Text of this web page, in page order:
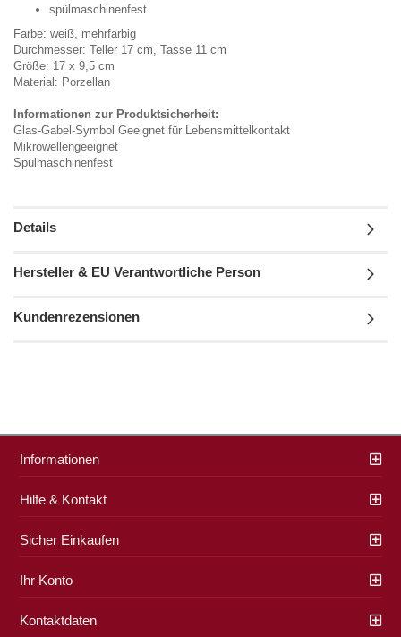
spülmaschinenfest
Farbe: weiß, mehrfarbig
Durchmesser: Teller 17 cm, Tasse 11 cm
Größe: 17 x 9,5 cm
Material: Porzellan
Informationen zur Produktsicherheit:
Glas-Gabel-Symbol Geeignet für Lebensmittelkontakt
Mikrowellengeeignet
Spülmaschinenfest
Details
Hersteller & EU Verantwortliche Person
Kundenrezensionen
Informationen
Hilfe & Kontakt
Sicher Einkaufen
Ihr Konto
Kontaktdaten